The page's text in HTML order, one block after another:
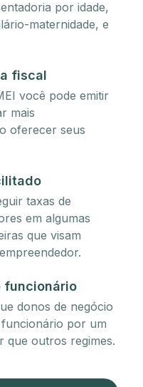
por idade,
maternidade, e
fiscal
você pode emitir
mais
oferecer seus
taxas de
em algumas
que visam
funcionário
donos de negócio
por um
que outros regimes.